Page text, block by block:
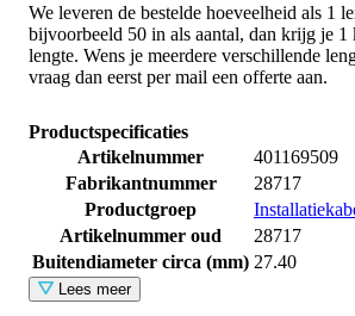
We leveren de bestelde hoeveelheid als 1
bijvoorbeeld 50 in als aantal, dan krijg je 1
lengte. Wens je meerdere verschillende
vraag dan eerst per mail een offerte aan.
Productspecificaties
Artikelnummer
401169509
Fabrikantnummer
28717
Productgroep
Artikelnummer oud
28717
Buitendiameter circa (mm) 27.40
Lees meer